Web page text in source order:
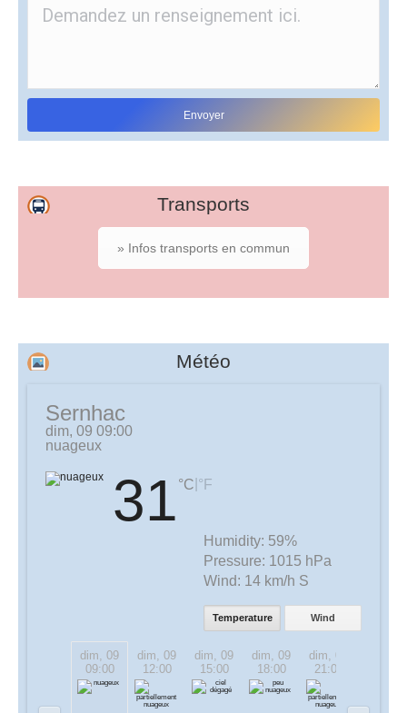
Transports
» Infos transports en commun
Météo
Sernhac
dim, 09 09:00
nuageux
31 °C °F
Humidity: 59%
Pressure: 1015 hPa
Wind: 14 km/h S
Temperature Wind
dim, 09
09:00
dim, 09
12:00
dim, 09
15:00
dim, 09
18:00
dim, 09
21:00